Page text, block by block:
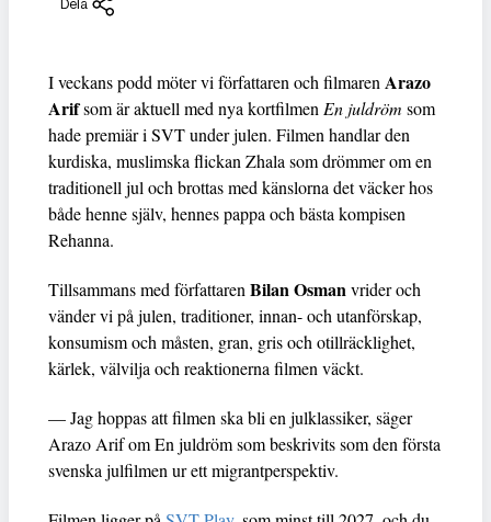
Dela
I veckans podd möter vi författaren och filmarenArazo
Arifsom är aktuell med nya kortfilmenEn juldröm som
hade premiär i SVT under julen. Filmen handlar den
kurdiska, muslimska flickan Zhala som drömmer om en
traditionell jul och brottas med känslorna det väcker hos
både henne själv, hennes pappa och bästa kompisen
Rehanna.
Tillsammans med författarenBilan Osmanvrider och
vänder vi på julen, traditioner, innan- och utanförskap,
konsumism och måsten, gran, gris och otillräcklighet,
kärlek, välvilja och reaktionerna filmen väckt.
— Jag hoppas att filmen ska bli en julklassiker, säger
Arazo Arif om En juldröm som beskrivits som den första
svenska julfilmen ur ett migrantperspektiv.